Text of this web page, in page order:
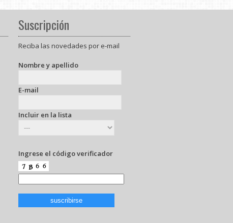
Suscripción
Reciba las novedades por e-mail
Nombre y apellido
E-mail
Incluir en la lista
Ingrese el código verificador